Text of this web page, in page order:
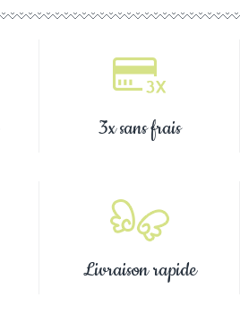
3x sans frais
Livraison rapide